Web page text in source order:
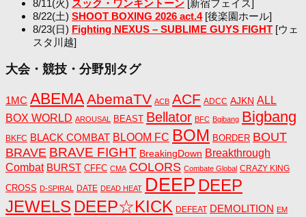
8/11(火) スック・ワンキントーン [新宿フェイス]
8/22(土) SHOOT BOXING 2026 act.4[後楽園ホール]
8/23(日) Fighting NEXUS – SUBLIME GUYS FIGHT [ウェ
スタ川越]
大会・競技・分野別タグ
1MC ABEMAAbemaTV ACB ACF ADCC AJKN ALL
BOX WORLD AROUSAL BEAST Bellator BFC Bgibang Bigbang
BKFC BLACK COMBAT BLOOM FC BOM BORDER BOUT
BRAVE BRAVE FIGHT BreakingDown Breakthrough
Combat BURST CFFC CMA COLORS Combate Global CRAZY KING
CROSS D-SPIRAL DATE DEAD HEAT DEEP DEEP
JEWELS DEEP☆KICK DEFEAT DEMOLITION EM